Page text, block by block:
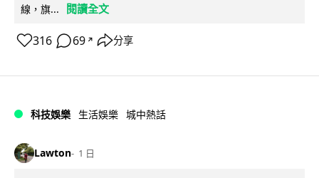
線，旗...
閱讀全文
316 69 ↗ 分享
科技娛樂 生活娛樂 城中熱話
Lawton 1 日